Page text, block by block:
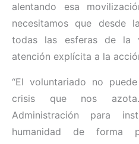
alentando esa
necesitamos que desde
todas las esferas de la
atención explícita a la
“El voluntariado no
crisis que nos
Administración para
humanidad de forma